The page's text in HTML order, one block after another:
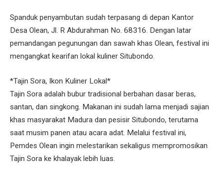
Spanduk penyambutan sudah terpasang di depan Kantor
Desa Olean, Jl. R Abdurahman No. 68316. Dengan latar
pemandangan pegunungan dan sawah khas Olean, festival ini
mengangkat kearifan lokal kuliner Situbondo.
*Tajin Sora, Ikon Kuliner Lokal*
Tajin Sora adalah bubur tradisional berbahan dasar beras,
santan, dan singkong. Makanan ini sudah lama menjadi sajian
khas masyarakat Madura dan pesisir Situbondo, terutama
saat musim panen atau acara adat. Melalui festival ini,
Pemdes Olean ingin melestarikan sekaligus mempromosikan
Tajin Sora ke khalayak lebih luas.